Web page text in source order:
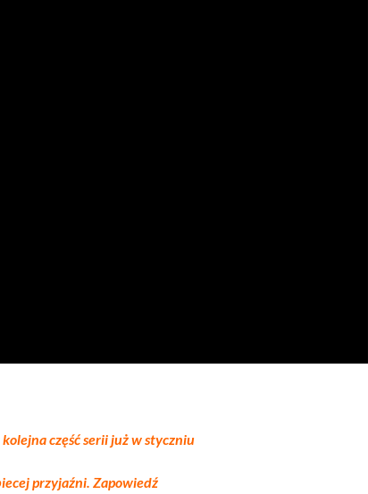
część serii już w styczniu
przyjaźni. Zapowiedź